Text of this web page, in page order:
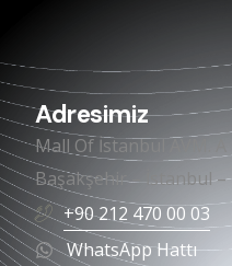
Adresimiz
Mall Of İstanbul AVM. A
Başakşehir – İstanbul
+90 212 470 00 03
WhatsApp Hattı